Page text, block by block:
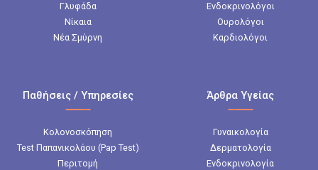
Γλυφάδα
Νίκαια
Νέα Σμύρνη
Ενδοκρινολόγοι
Ουρολόγοι
Καρδιολόγοι
Παθήσεις / Υπηρεσίες
Κολονοσκόπηση
Test Παπανικολάου (Pap Test)
Περιτομή
Άρθρα Υγείας
Γυναικολογία
Δερματολογία
Ενδοκρινολογία